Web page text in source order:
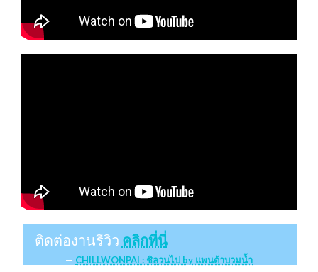
ติดต่องานรีวิว คลิกที่นี่
CHILLWONPAI : ชิลวนไป by แพนด้าบวมน้ำ